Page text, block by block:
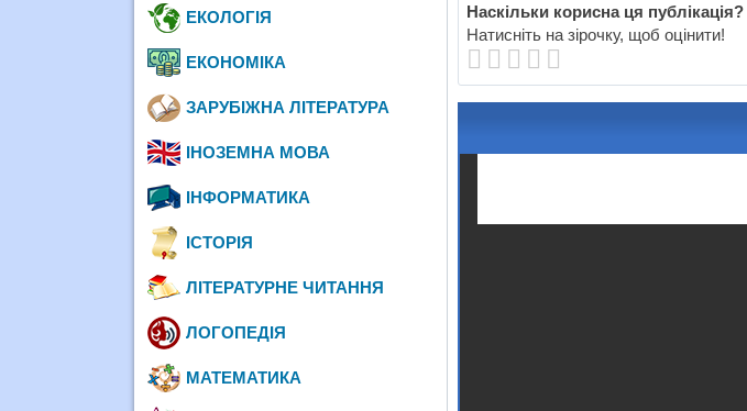
Наскільки корисна ця публікація?
Натисніть на зірочку, щоб оцінити!
ЕКОЛОГІЯ
ЕКОНОМІКА
ЗАРУБІЖНА ЛІТЕРАТУРА
ІНОЗЕМНА МОВА
ІНФОРМАТИКА
ІСТОРІЯ
ЛІТЕРАТУРНЕ ЧИТАННЯ
ЛОГОПЕДІЯ
МАТЕМАТИКА